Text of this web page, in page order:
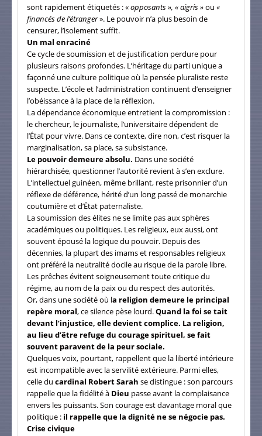
sont rapidement étiquetés : «opposants », « aigris »ou «
financés de l’étranger». Le pouvoir n’a plus besoin de
censurer, l’isolement suffit.
Un mal enraciné
Ce cycle de soumission et de justification perdure pour
plusieurs raisons profondes. L’héritage du parti unique a
façonné une culture politique où la pensée pluraliste reste
suspecte. L’école et l’administration continuent d’enseigner
l’obéissance à la place de la réflexion.
La dépendance économique entretient la compromission :
le chercheur, le journaliste, l’universitaire dépendent de
l’État pour vivre. Dans ce contexte, dire non, c’est risquer la
marginalisation, sa place, sa subsistance.
Le pouvoir demeure absolu. Dans une société
hiérarchisée, questionner l’autorité revient à s’en exclure.
L’intellectuel guinéen, même brillant, reste prisonnier d’un
réflexe de déférence, hérité d’un long passé de monarchie
coutumière et d’État paternaliste.
La soumission des élites ne se limite pas aux sphères
académiques ou politiques. Les religieux, eux aussi, ont
souvent épousé la logique du pouvoir. Depuis des
décennies, la plupart des imams et responsables religieux
ont préféré la neutralité docile au risque de la parole libre.
Les prêches évitent soigneusement toute critique du
régime, au nom de la paix ou du respect des autorités.
Or, dans une société où la religion demeure le principal
repère moral, ce silence pèse lourd.Quand la foi se tait
devant l’injustice, elle devient complice. La religion,
au lieu d’être refuge du courage spirituel, se fait
souvent paravent de la peur sociale.
Quelques voix, pourtant, rappellent que la liberté intérieure
est incompatible avec la servilité extérieure. Parmi elles,
celle du cardinal Robert Sarah se distingue : son parcours
rappelle que la fidélité à Dieu passe avant la complaisance
envers les puissants. Son courage est davantage moral que
politique : il rappelle que la dignité ne se négocie pas.
Crise civique